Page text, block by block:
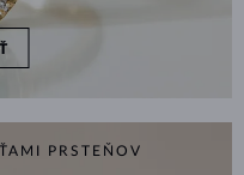
PRSTEŇOV